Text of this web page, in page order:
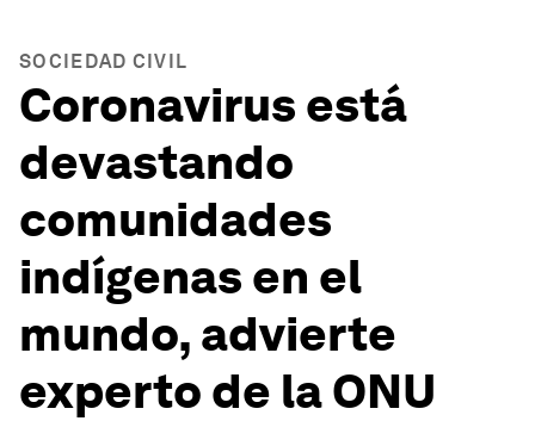
SOCIEDAD CIVIL
Coronavirus está
devastando
comunidades
indígenas en el
mundo, advierte
experto de la ONU